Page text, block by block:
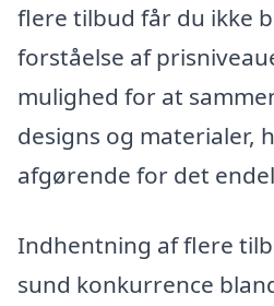
flere tilbud får du ikke
forståelse af
mulighed for at
designs og materialer,
afgørende for det
Indhentning af flere
sund konkurrence